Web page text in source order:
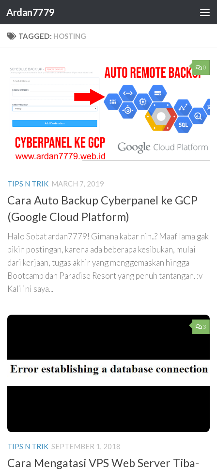
Skip to content
Ardan7779
TAGGED: HOSTING
0
TIPS N TRIK MARCH 7, 2019
Cara Auto Backup Cyberpanel ke GCP
(Google Cloud Platform)
Halo Sobat ardan7779! Gimana kabar nih..? Maaf lama gak
bikin postingan, karena ada beberapa kesibukan, mulai
dari kerjaan, tugas akhir yang menggemaskan hingga
Bootcamp dan Paradise Resort yang penuh tantangan. :v
Kali ini saya...
3
TIPS N TRIK SEPTEMBER 1, 2018
Cara Mengatasi VPS Web Server Tiba-